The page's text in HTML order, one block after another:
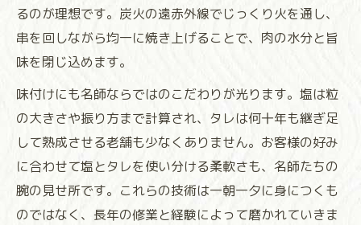
るのが理想です。炭火の遠赤外線でじっくり火を通し、
串を回しながら均一に焼き上げることで、肉の水分と旨
味を閉じ込めます。
味付けにも名師ならではのこだわりが光ります。塩は粒
の大きさや振り方まで計算され、タレは何十年も継ぎ足
して熟成させる老舗も少なくありません。お客様の好み
に合わせて塩とタレを使い分ける柔軟さも、名師たちの
腕の見せ所です。これらの技術は一朝一夕に身につくも
のではなく、長年の修業と経験によって磨かれていきま